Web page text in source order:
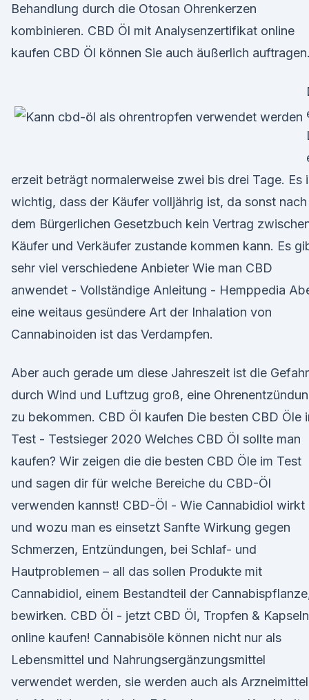
Behandlung durch die Otosan Ohrenkerzen
kombinieren. CBD Öl mit Analysenzertifikat online
kaufen CBD Öl können Sie auch äußerlich auftragen.
erzeit beträgt normalerweise zwei bis drei Tage. Es
wichtig, dass der Käufer volljährig ist, da sonst nach
dem Bürgerlichen Gesetzbuch kein Vertrag
Käufer und Verkäufer zustande kommen kann. Es
sehr viel verschiedene Anbieter Wie man CBD
anwendet - Vollständige Anleitung - Hemppedia
eine weitaus gesündere Art der Inhalation von
Cannabinoiden ist das Verdampfen.
Aber auch gerade um diese Jahreszeit ist die Gefahr
durch Wind und Luftzug groß, eine
zu bekommen. CBD Öl kaufen Die besten CBD Öle
Test - Testsieger 2020 Welches CBD Öl sollte man
kaufen? Wir zeigen die die besten CBD Öle im Test
und sagen dir für welche Bereiche du CBD-Öl
verwenden kannst! CBD-Öl - Wie Cannabidiol wirkt
und wozu man es einsetzt Sanfte Wirkung gegen
Schmerzen, Entzündungen, bei Schlaf- und
Hautproblemen – all das sollen Produkte mit
Cannabidiol, einem Bestandteil der
bewirken. CBD Öl - jetzt CBD Öl, Tropfen & Kapseln
online kaufen! Cannabisöle können nicht nur als
Lebensmittel und Nahrungsergänzungsmittel
verwendet werden, sie werden auch als